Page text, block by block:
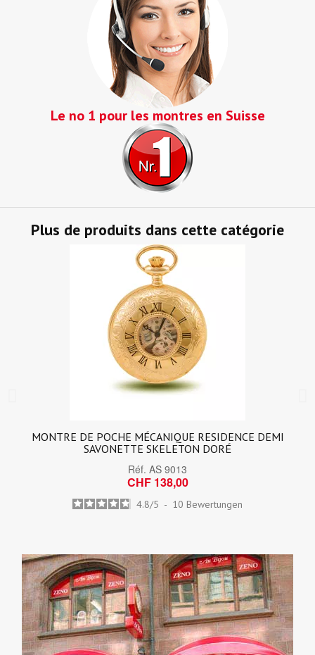
Le no 1 pour les montres en Suisse
Plus de produits dans cette catégorie
MONTRE DE POCHE MÉCANIQUE RESIDENCE DEMI
SAVONETTE SKELETON DORÉ
Réf. AS 9013
CHF 138,00
4.8/5 - 10 Bewertungen